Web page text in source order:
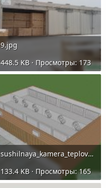
9.jpg
448.5 KB · Просмотры: 173
sushilnaya_kamera_teplovye_raschety_tehnologicheskaya_shema-ekaterinburg_7878881.jpeg
133.4 KB · Просмотры: 165